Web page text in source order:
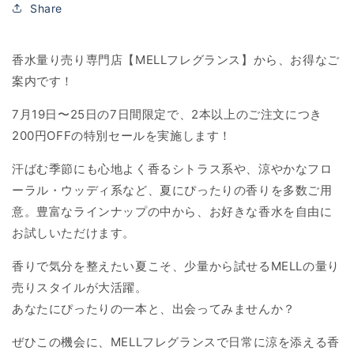
Share
香水量り売り専門店【MELLフレグランス】から、お得なご
案内です！
7月19日〜25日の7日間限定で、2本以上のご注文につき
200円OFFの特別セールを実施します！
汗ばむ季節にも心地よく香るシトラス系や、涼やかなフロ
ーラル・ウッディ系など、夏にぴったりの香りを多数ご用
意。豊富なラインナップの中から、お好きな香水を自由に
お試しいただけます。
香りで気分を整えたい夏こそ、少量から試せるMELLの量り
売りスタイルが大活躍。
あなたにぴったりの一本と、出会ってみませんか？
ぜひこの機会に、MELLフレグランスで日常に涼を添える香